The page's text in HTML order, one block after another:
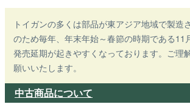
トイガンの多くは部品が東アジア地域で製造
のため毎年、年末年始～春節の時期である11
発売延期が起きやすくなっております。ご理
願いいたします。
中古商品について